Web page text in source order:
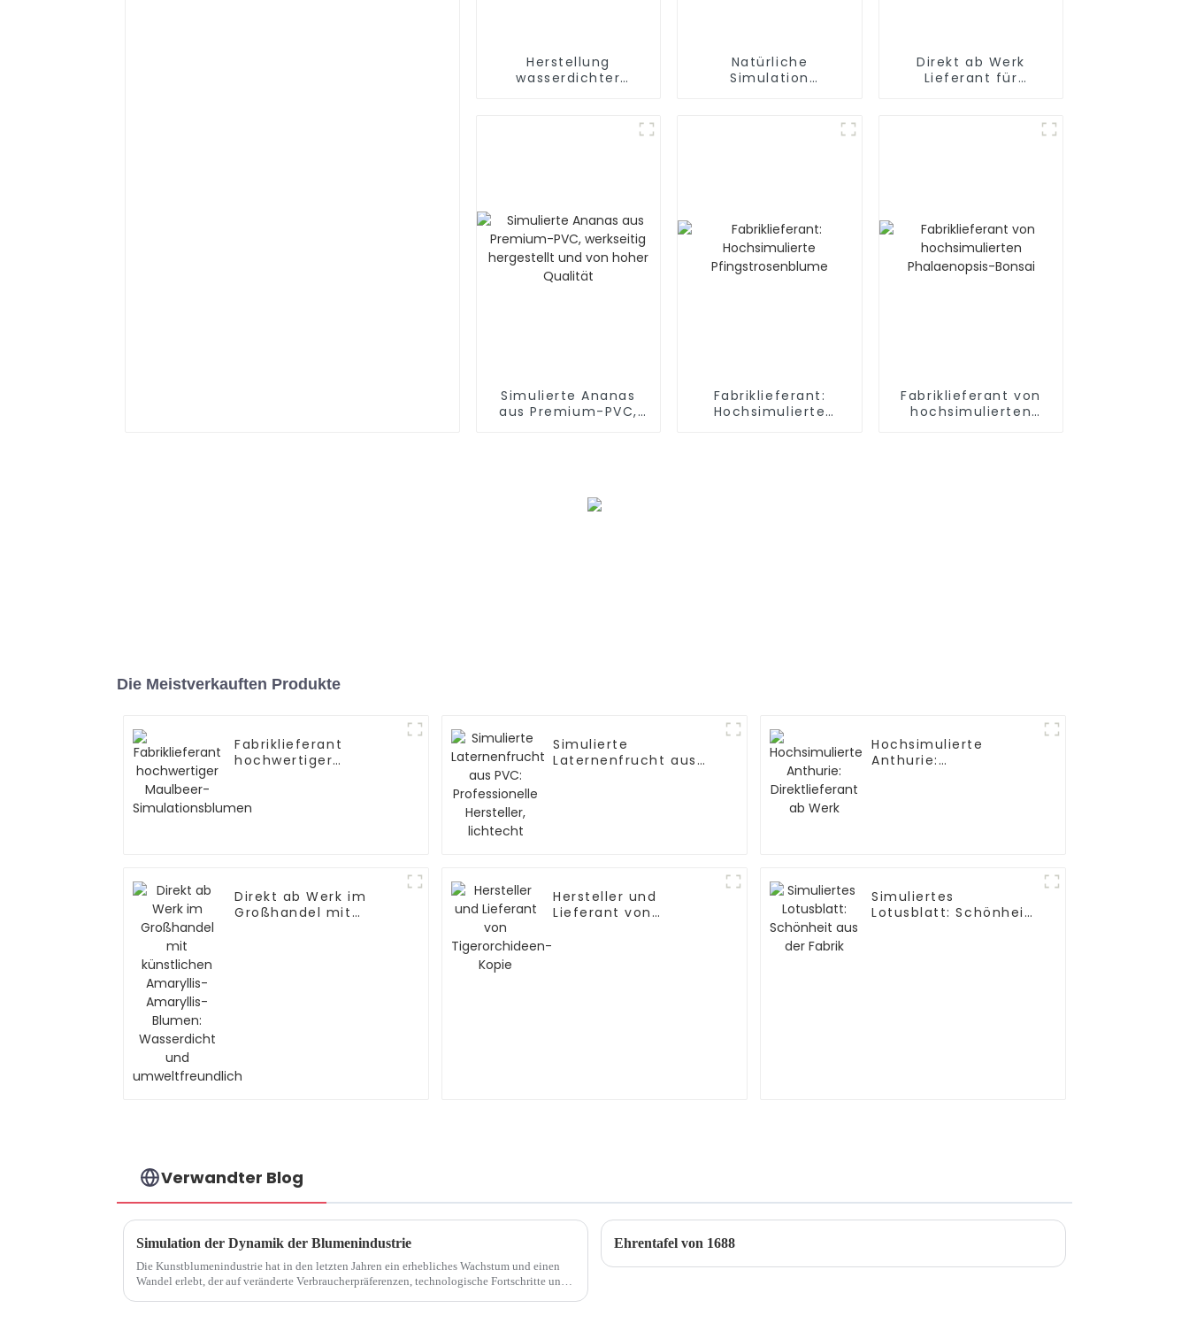
Herstellung
wasserdichter
Natürliche
Simulation
Direkt ab Werk
Lieferant für
Simulierte Ananas
aus Premium-PVC,
Fabriklieferant:
Hochsimulierte
Fabriklieferant von
hochsimulierten
Die Meistverkauften Produkte
Fabriklieferant
hochwertiger
Simulierte
Laternenfrucht aus
Hochsimulierte
Anthurie:
Direkt ab Werk im
Großhandel mit
Hersteller und
Lieferant von
Simuliertes
Lotusblatt: Schönheit
Verwandter Blog
Simulation der Dynamik der Blumenindustrie
Die Kunstblumenindustrie hat in den letzten Jahren ein erhebliches Wachstum und einen
Wandel erlebt, der auf veränderte Verbraucherpräferenzen, technologische Fortschritte und
Ehrentafel von 1688